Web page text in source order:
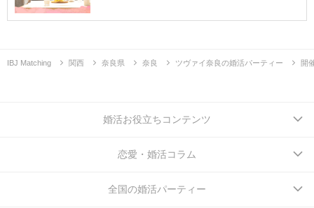
IBJ Matching 関西 奈良県 奈良 ツヴァイ奈良の婚活パーティー 開
婚活お役立ちコンテンツ
恋愛・婚活コラム
全国の婚活パーティー